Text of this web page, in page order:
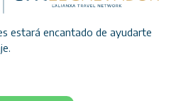
estará encantado de ayudarte